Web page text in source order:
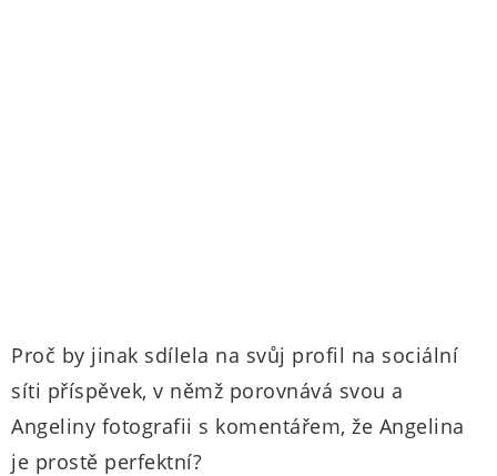
Proč by jinak sdílela na svůj profil na sociální
síti příspěvek, v němž porovnává svou a
Angeliny fotografii s komentářem, že Angelina
je prostě perfektní?